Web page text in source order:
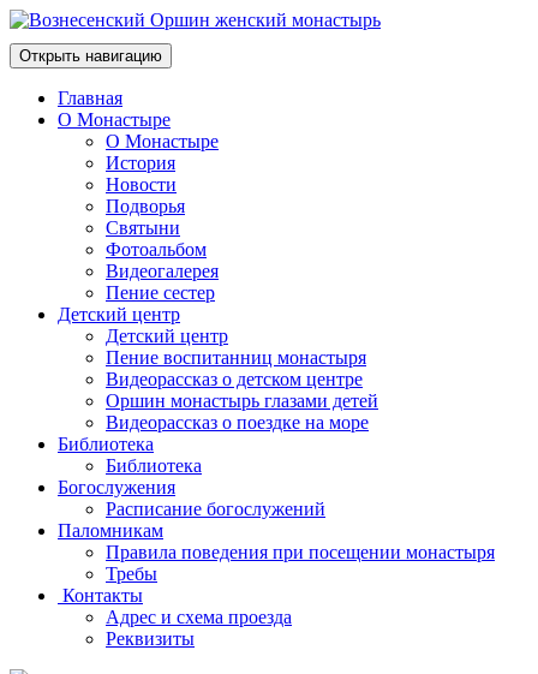
Открыть навигацию
Главная
О Монастыре
О Монастыре
История
Новости
Подворья
Святыни
Фотоальбом
Видеогалерея
Пение сестер
Детский центр
Детский центр
Пение воспитанниц монастыря
Видеорассказ о детском центре
Оршин монастырь глазами детей
Видеорассказ о поездке на море
Библиотека
Библиотека
Богослужения
Расписание богослужений
Паломникам
Правила поведения при посещении монастыря
Требы
Контакты
Адрес и схема проезда
Реквизиты